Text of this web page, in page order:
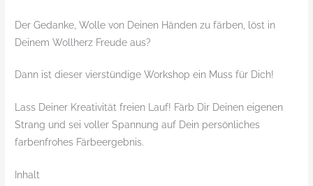
Der Gedanke, Wolle von Deinen Händen zu färben, löst in
Deinem Wollherz Freude aus?
Dann ist dieser vierstündige Workshop ein Muss für Dich!
Lass Deiner Kreativität freien Lauf! Färb Dir Deinen eigenen
Strang und sei voller Spannung auf Dein persönliches
farbenfrohes Färbeergebnis.
Inhalt